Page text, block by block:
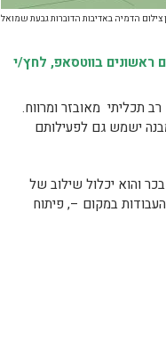
צילום הדמיה באדיבות הדוברות גבעת שמואל
בווטסאפ, לחץ/י
רב תכליתי מאובזר ומרווח.
ישמש גם לפעילותם
והוא יכלול שילוב של
העבודות במקום –, פיתוח